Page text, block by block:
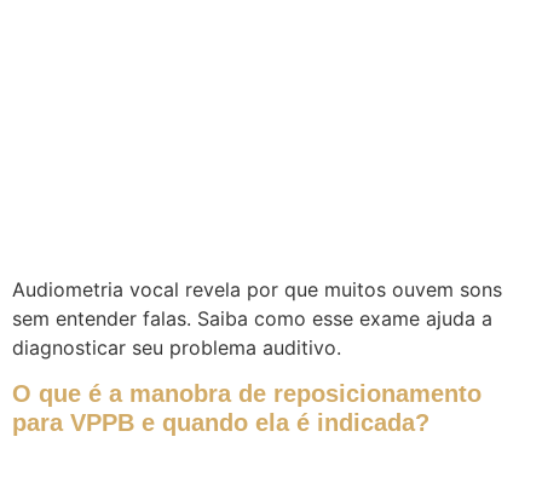
Audiometria vocal revela por que muitos ouvem sons
sem entender falas. Saiba como esse exame ajuda a
diagnosticar seu problema auditivo.
O que é a manobra de reposicionamento
para VPPB e quando ela é indicada?